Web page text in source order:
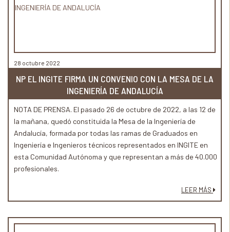
28 octubre 2022
NP EL INGITE FIRMA UN CONVENIO CON LA MESA DE LA
INGENIERÍA DE ANDALUCÍA
NOTA DE PRENSA. El pasado 26 de octubre de 2022, a las 12 de
la mañana, quedó constituida la Mesa de la Ingeniería de
Andalucía, formada por todas las ramas de Graduados en
Ingeniería e Ingenieros técnicos representados en INGITE en
esta Comunidad Autónoma y que representan a más de 40.000
profesionales.
LEER MÁS